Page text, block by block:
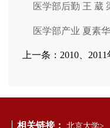
医学部后勤 王 葳
医学部产业 夏素
上一条： 2010、
相关链接： 北京大学>